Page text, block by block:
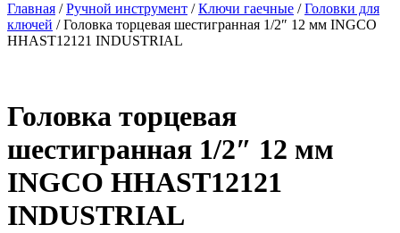
Главная /Ручной инструмент /Ключи гаечные /Головки для
ключей / Головка торцевая шестигранная 1/2″ 12 мм INGCO
HHAST12121 INDUSTRIAL
Головка торцевая
шестигранная 1/2″ 12 мм
INGCO HHAST12121
INDUSTRIAL